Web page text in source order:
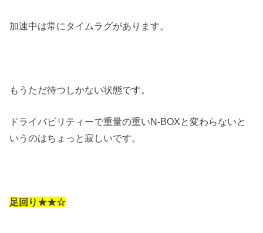
加速中は常にタイムラグがあります。
もうただ待つしかない状態です。
ドライバビリティーで重量の重いN-BOXと変わらないと
いうのはちょっと寂しいです。
足回り★★☆